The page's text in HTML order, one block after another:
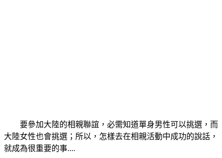
要參加大陸的相親聯誼，必需知道單身男性可以挑選，而
大陸女性也會挑選；所以，怎樣去在相親活動中成功的說話，
就成為很重要的事....